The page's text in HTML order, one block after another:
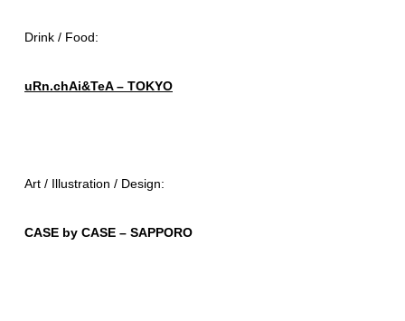
Drink / Food:
uRn.chAi&TeA – TOKYO
Art / Illustration / Design:
CASE by CASE – SAPPORO